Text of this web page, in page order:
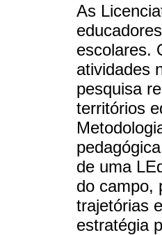
As
escolares.
atividades
pesquisa
territórios
de uma
do campo,
trajetórias
estratégia